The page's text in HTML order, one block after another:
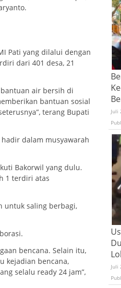
Pati yang dilalui dengan
dari 401 desa, 21
air bersih di
bantuan sosial
terang Bupati
hadir dalam musyawarah
Bakorwil yang dulu.
1 terdiri atas
untuk saling berbagi,
bencana. Selain itu,
kejadian bencana,
selalu ready 24 jam”,
Juli
Juli